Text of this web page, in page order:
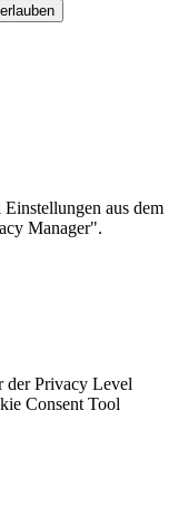
aus dem
Manager".
der Privacy Level
Consent Tool